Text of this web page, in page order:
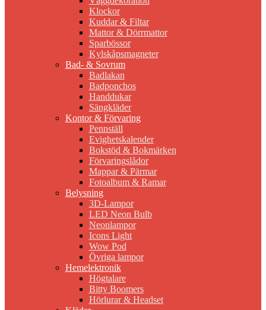
Klockor
Kuddar & Filtar
Mattor & Dörrmattor
Sparbössor
Kylskåpsmagneter
Bad- & Sovrum
Badlakan
Badponchos
Handdukar
Sängkläder
Kontor & Förvaring
Pennställ
Evighetskalender
Bokstöd & Bokmärken
Förvaringslådor
Mappar & Pärmar
Fotoalbum & Ramar
Belysning
3D-Lampor
LED Neon Bulb
Neonlampor
Icons Light
Wow Pod
Övriga lampor
Hemelektronik
Högtalare
Bitty Boomers
Hörlurar & Headset